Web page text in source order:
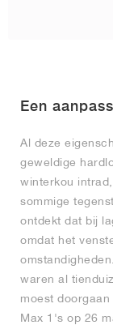
Een
Al deze
geweldige
winterkou
sommige
ontdekt dat bij
omdat het
waren al
moest
Max 1's op 26